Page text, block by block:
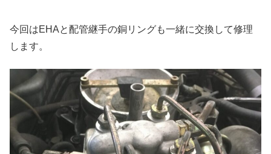
今回はEHAと配管継手の銅リングも一緒に交換して修理
します。